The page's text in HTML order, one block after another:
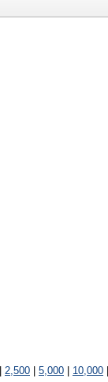
2,500 5,000 10,000